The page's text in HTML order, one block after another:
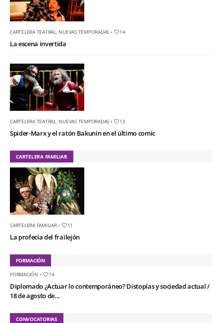
CARTELERA TEATRAL NUEVAS TEMPORADAS • 14
La escena invertida
CARTELERA TEATRAL NUEVAS TEMPORADAS • 13
Spider-Marx y el ratón Bakunin en el último comic
CARTELERA FAMILIAR
CARTELERA FAMILIAR• 11
La profecía del frailejón
FORMACIÓN
FORMACIÓN • 14
Diplomado ¿Actuar lo contemporáneo? Distopías y sociedad actual /
18 de agosto de...
CONVOCATORIAS